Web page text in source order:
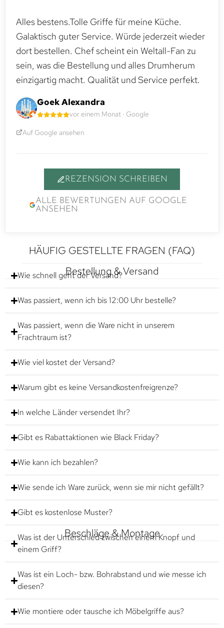
Alles bestens.Tolle Griffe für meine Küche.
Galaktisch guter Service. Würde jederzeit wieder
dort bestellen. Chef scheint ein Weltall-Fan zu
sein, was die Bestellung und alles Drumherum
einzigartig macht. Qualität und Service perfekt.
Goek Alexandra
vor einem Monat · Google
Auf Google ansehen
REZENSION SCHREIBEN
ALLE BEWERTUNGEN AUF GOOGLE
ANSEHEN
HÄUFIG GESTELLTE FRAGEN (FAQ)
Bestellung & Versand
Wie schnell geht der Versand?
Was passiert, wenn ich bis 12:00 Uhr bestelle?
Was passiert, wenn die Ware nicht in unserem
Frachtraum ist?
Wie viel kostet der Versand?
Warum gibt es keine Versandkostenfreigrenze?
In welche Länder versendet Ihr?
Gibt es Rabattaktionen wie Black Friday?
Wie kann ich bezahlen?
Wie sende ich Ware zurück, wenn sie mir nicht gefällt?
Gibt es kostenlose Muster?
Beschläge & Montage
Was ist der Unterschied zwischen einem Knopf und
einem Griff?
Was ist ein Loch- bzw. Bohrabstand und wie messe ich
diesen?
Wie montiere oder tausche ich Möbelgriffe aus?